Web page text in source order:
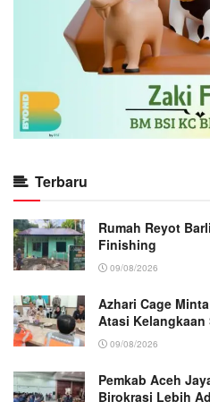
Terbaru
Rumah Reyot
Finishing
09/08/2026
Azhari Cage
Atasi Kelangkaan
09/08/2026
Pemkab Aceh
Birokrasi Lebih